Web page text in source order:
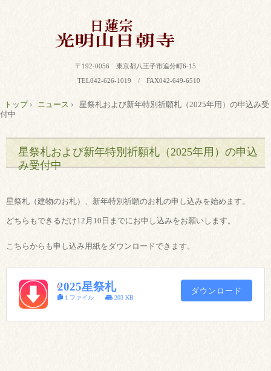
〒192-0056 東京都八王子市追分町6-15
TEL042-626-1019 / FAX042-649-6510
トップ› ニュース ›
星祭札および新年特別祈願札（2025年用）の申込み受
付中
星祭札および新年特別祈願札（2025年用）の申込
み受付中
星祭札（建物のお札）、新年特別祈願のお札の申し込みを始めます。
どちらもできるだけ12月10日までにお申し込みをお願いします。
こちらからも申し込み用紙をダウンロードできます。
2025星祭札
1 ファイル 203 KB
ダウンロード